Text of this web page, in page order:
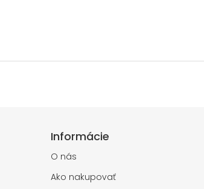
Informácie
O nás
Ako nakupovať